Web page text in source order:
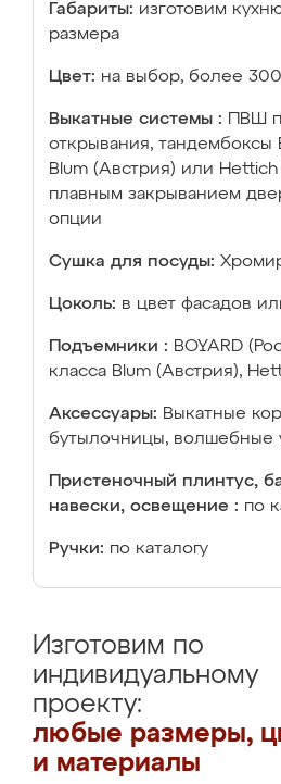
Габариты: изготовим
размера
Цвет: на выбор, более
Выкатные системы :
ПВШ
открывания, тандембоксы
Blum (Австрия) или
плавным закрыванием
опции
Сушка для посуды:
Цоколь: в цвет фасадов
Подъемники : BOYARD
класса Blum (Австрия),
Аксессуары: Выкатные
бутылочницы, волшебные
Пристеночный плинтус,
навески, освещение : по
Ручки: по каталогу
Изготовим по
индивидуальному
проекту:
любые размеры,
и материалы